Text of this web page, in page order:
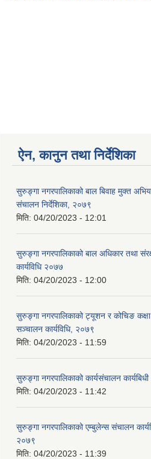
ऐन, कानुन तथा निर्देशिका
सुरुङ्गा नगरपालिकाको बाल बिवाह मुक्त
संचालन निर्देशिका, २०७९
मिति: 04/20/2023 - 12:01
सुरुङ्गा नगरपालिकाको बाल अधिकार तथा
कार्यविधि २०७७
मिति: 04/20/2023 - 12:00
सुरुङ्गा नगरपालिकाको ट्यूशन र कोचिङ कक्षा
सञ्चालन कार्यविधि, २०७९
मिति: 04/20/2023 - 11:59
सुरुङ्गा नगरपालिकाको कार्यसंचालन
मिति: 04/20/2023 - 11:42
सुरुङ्गा नगरपालिकाको एम्बुलेन्स संचालन
२०७९
मिति: 04/20/2023 - 11:39